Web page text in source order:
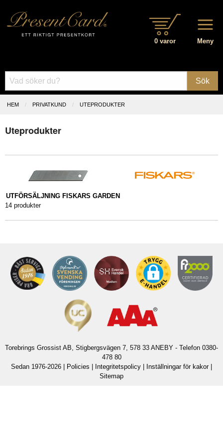
Meny
0 varor
Sök
HEM PRIVATKUND UTEPRODUKTER
Uteprodukter
UTFÖRSÄLJNING FISKARS GARDEN
14 produkter
Torebrings Grossist AB, Stigbergsvägen 7, 578 33 ANEBY - Telefon 0380-
478 80
Sedan 1976-2026 |
Policies Integritetspolicy Inställningar för kakor|
Sitemap